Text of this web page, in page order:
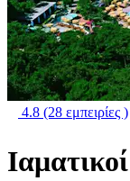
4.8 (28 εμπειρίες )